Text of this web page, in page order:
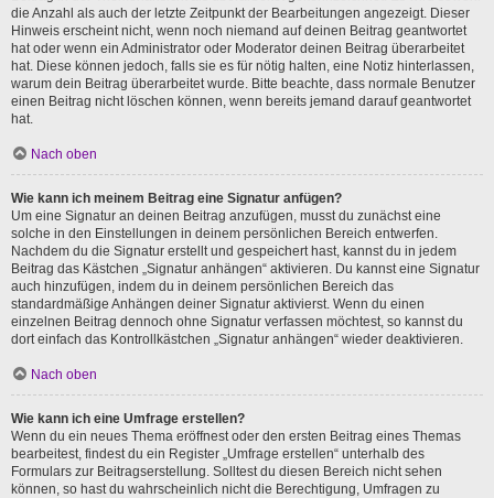
die Anzahl als auch der letzte Zeitpunkt der Bearbeitungen angezeigt. Dieser
Hinweis erscheint nicht, wenn noch niemand auf deinen Beitrag geantwortet
hat oder wenn ein Administrator oder Moderator deinen Beitrag überarbeitet
hat. Diese können jedoch, falls sie es für nötig halten, eine Notiz hinterlassen,
warum dein Beitrag überarbeitet wurde. Bitte beachte, dass normale Benutzer
einen Beitrag nicht löschen können, wenn bereits jemand darauf geantwortet
hat.
Nach oben
Wie kann ich meinem Beitrag eine Signatur anfügen?
Um eine Signatur an deinen Beitrag anzufügen, musst du zunächst eine
solche in den Einstellungen in deinem persönlichen Bereich entwerfen.
Nachdem du die Signatur erstellt und gespeichert hast, kannst du in jedem
Beitrag das Kästchen „Signatur anhängen“ aktivieren. Du kannst eine Signatur
auch hinzufügen, indem du in deinem persönlichen Bereich das
standardmäßige Anhängen deiner Signatur aktivierst. Wenn du einen
einzelnen Beitrag dennoch ohne Signatur verfassen möchtest, so kannst du
dort einfach das Kontrollkästchen „Signatur anhängen“ wieder deaktivieren.
Nach oben
Wie kann ich eine Umfrage erstellen?
Wenn du ein neues Thema eröffnest oder den ersten Beitrag eines Themas
bearbeitest, findest du ein Register „Umfrage erstellen“ unterhalb des
Formulars zur Beitragserstellung. Solltest du diesen Bereich nicht sehen
können, so hast du wahrscheinlich nicht die Berechtigung, Umfragen zu